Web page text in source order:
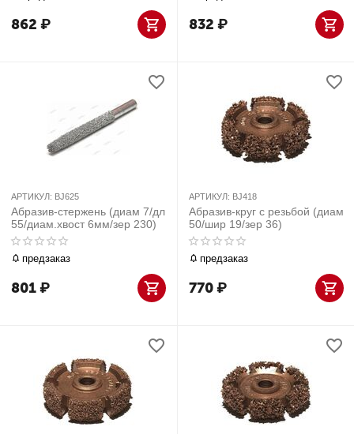
862 ₽ 832 ₽
АРТИКУЛ: BJ625
Абразив-стержень (диам 7/дл
55/диам.хвост 6мм/зер 230)
предзаказ
801₽
АРТИКУЛ: BJ418
Абразив-круг с резьбой (диам
50/шир 19/зер 36)
предзаказ
770₽